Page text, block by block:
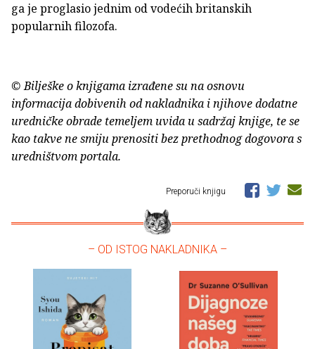
ga je proglasio jednim od vodećih britanskih
popularnih filozofa.
© Bilješke o knjigama izrađene su na osnovu
informacija dobivenih od nakladnika i njihove dodatne
uredničke obrade temeljem uvida u sadržaj knjige, te se
kao takve ne smiju prenositi bez prethodnog dogovora s
uredništvom portala.
Preporuči knjigu
– OD ISTOG NAKLADNIKA –